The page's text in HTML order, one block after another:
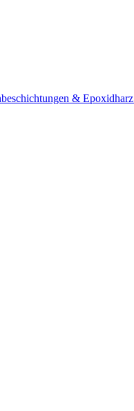
& Epoxidharz